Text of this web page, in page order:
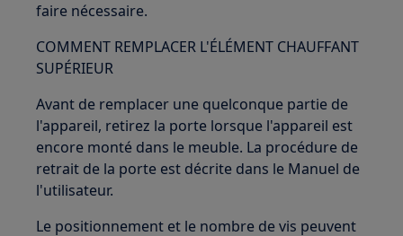
faire nécessaire.
COMMENT REMPLACER L'ÉLÉMENT CHAUFFANT
SUPÉRIEUR
Avant de remplacer une quelconque partie de
l'appareil, retirez la porte lorsque l'appareil est
encore monté dans le meuble. La procédure de
retrait de la porte est décrite dans le Manuel de
l'utilisateur.
Le positionnement et le nombre de vis peuvent